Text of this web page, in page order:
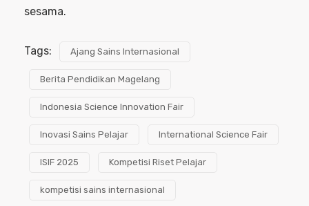
sesama.
Tags: Ajang Sains Internasional
Berita Pendidikan Magelang
Indonesia Science Innovation Fair
Inovasi Sains Pelajar International Science Fair
ISIF 2025 Kompetisi Riset Pelajar
kompetisi sains internasional